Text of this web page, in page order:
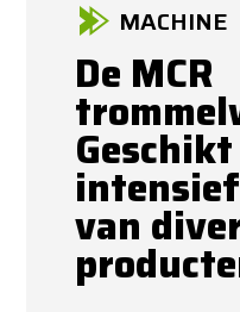
MACHINE
De MCR
van